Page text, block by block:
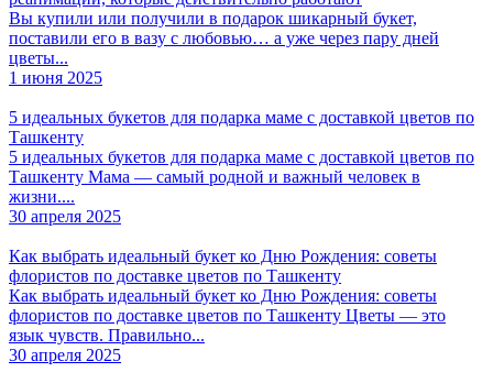
Вы купили или получили в подарок шикарный букет,
поставили его в вазу с любовью… а уже через пару дней
цветы...
1 июня 2025
5 идеальных букетов для подарка маме с доставкой цветов по
Ташкенту
5 идеальных букетов для подарка маме с доставкой цветов по
Ташкенту Мама — самый родной и важный человек в
жизни....
30 апреля 2025
Как выбрать идеальный букет ко Дню Рождения: советы
флористов по доставке цветов по Ташкенту
Как выбрать идеальный букет ко Дню Рождения: советы
флористов по доставке цветов по Ташкенту Цветы — это
язык чувств. Правильно...
30 апреля 2025